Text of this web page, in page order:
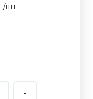
/шт
-